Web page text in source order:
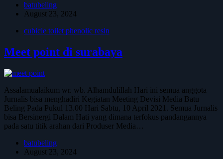
batubeling
August 23, 2024
cubicle toilet phenolic resin
Meet point di surabaya
Assalamualaikum wr. wb. Alhamdulillah Hari ini semua anggota
Jurnalis bisa menghadiri Kegiatan Meeting Devisi Media Batu
Beling Pada Pukul 13.00 Hari Sabtu, 10 April 2021. Semua Jurnalis
bisa Bersinergi Dalam Hati yang dimana terfokus pandangannya
pada satu titik arahan dari Produser Media…
batubeling
August 23, 2024